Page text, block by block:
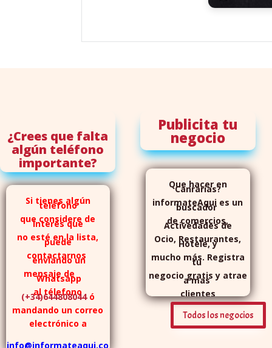
¿Crees que falta
algún teléfono
importante?
Si tienes algún
teléfono
que considere de
interés que
no esté en la lista,
puede
contactarnos
enviando un
mensaje de
Whatsapp
al télefono
(+34)644808044 ó
mandando un correo
electrónico a
info@informateaqui.co
Publicita tu
negocio
Que hacer en
Canrarias?
informateAqui es un
buscador
de comercios,
Activedades de
Ocio, Restaurantes,
Hotele, y
mucho más. Registra
tu
negocio gratis y atrae
a mas
clientes
Todos los negocios